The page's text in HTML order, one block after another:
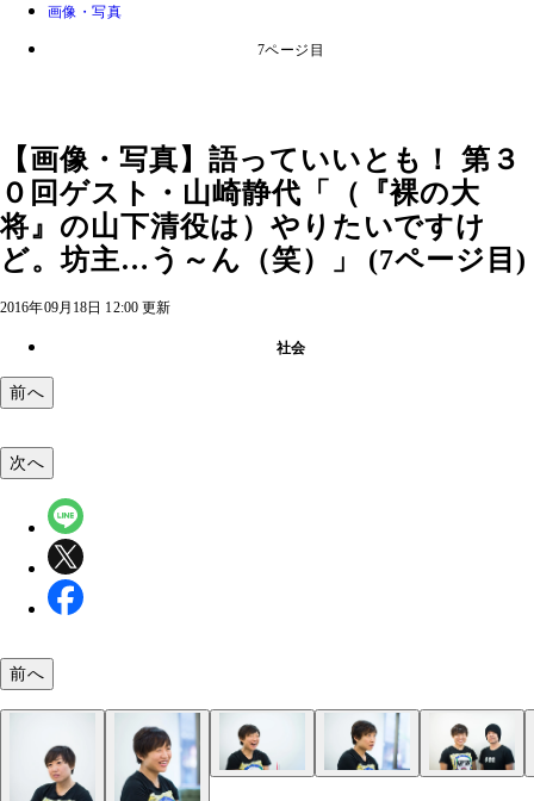
画像・写真
7ページ目
【画像・写真】語っていいとも！ 第３
０回ゲスト・山崎静代「（『裸の大
将』の山下清役は）やりたいですけ
ど。坊主…う～ん（笑）」 (7ページ目)
2016年09月18日 12:00 更新
社会
前へ
次へ
前へ